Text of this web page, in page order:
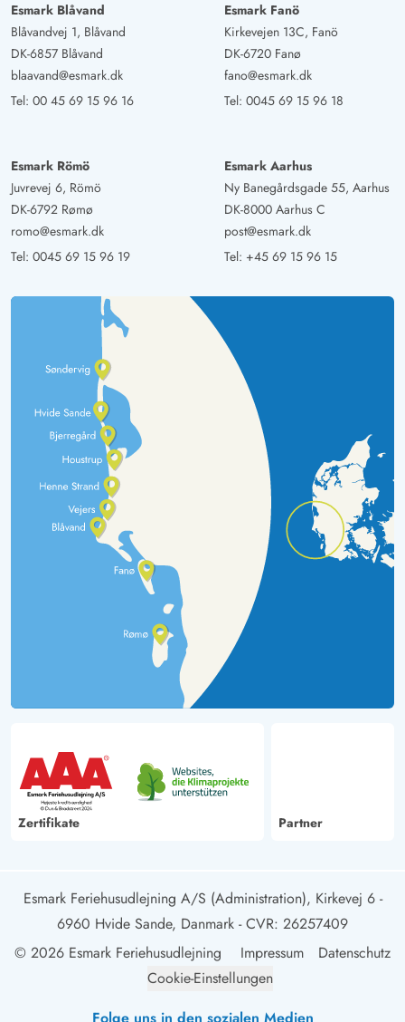
Esmark Blåvand
Blåvandvej 1, Blåvand
DK-6857 Blåvand
blaavand@esmark.dk
Tel: 00 45 69 15 96 16
Esmark Fanö
Kirkevejen 13C, Fanö
DK-6720 Fanø
fano@esmark.dk
Tel: 0045 69 15 96 18
Esmark Römö
Juvrevej 6, Römö
DK-6792 Rømø
romo@esmark.dk
Tel: 0045 69 15 96 19
Esmark Aarhus
Ny Banegårdsgade 55, Aarhus
DK-8000 Aarhus C
post@esmark.dk
Tel: +45 69 15 96 15
Zertifikate Partner
Esmark Feriehusudlejning A/S (Administration), Kirkevej 6 -
6960 Hvide Sande, Danmark - CVR: 26257409
© 2026 Esmark Feriehusudlejning
Impressum
Datenschutz
Cookie-Einstellungen